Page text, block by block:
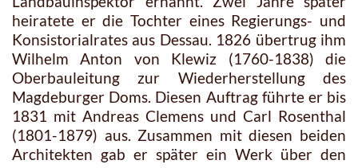
heiratete er die Tochter eines Regierungs- und
Konsistorialrates aus Dessau. 1826 übertrug ihm
Wilhelm Anton von Klewiz (1760-1838) die
Oberbauleitung zur Wiederherstellung des
Magdeburger Doms. Diesen Auftrag führte er bis
1831 mit Andreas Clemens und Carl Rosenthal
(1801-1879) aus. Zusammen mit diesen beiden
Architekten gab er später ein Werk über den